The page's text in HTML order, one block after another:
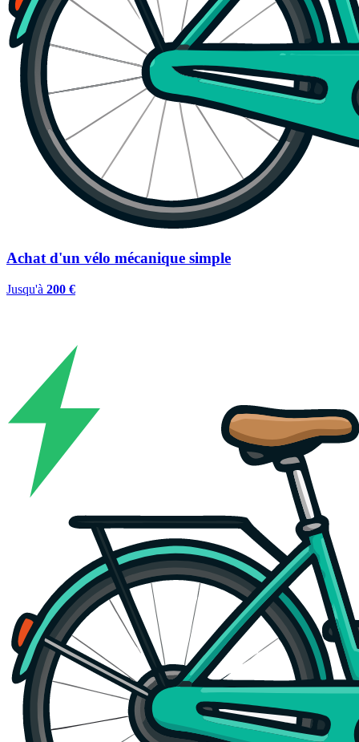
Achat d'un vélo mécanique simple
Jusqu'à 200 €